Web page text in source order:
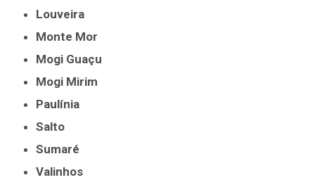
Louveira
Monte Mor
Mogi Guaçu
Mogi Mirim
Paulínia
Salto
Sumaré
Valinhos